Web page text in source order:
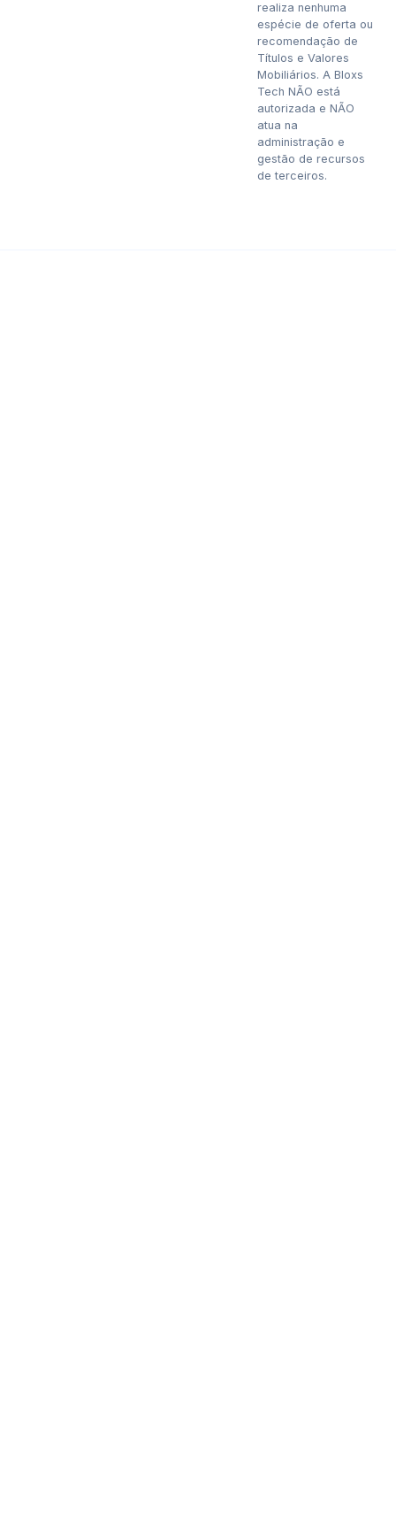
realiza nenhuma
espécie de oferta ou
recomendação de
Títulos e Valores
Mobiliários. A Bloxs
Tech NÃO está
autorizada e NÃO
atua na
administração e
gestão de recursos
de terceiros.